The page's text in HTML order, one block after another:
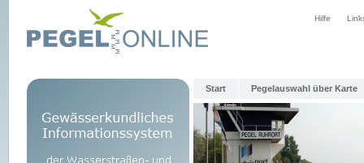
Hilfe
Start Pegelauswahl über Karte